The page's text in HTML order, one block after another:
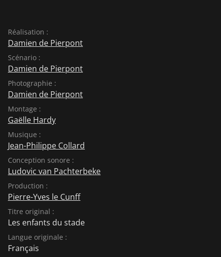
Réalisation :
Damien de Pierpont
Scénario :
Damien de Pierpont
Photographie :
Damien de Pierpont
Montage :
Gaëlle Hardy
Musique :
Jean-Philippe Collard
Conception sonore :
Ludovic van Pachterbeke
Production :
Pierre-Yves le Cunff
Titre original :
Les enfants du stade
Langue originale :
Français